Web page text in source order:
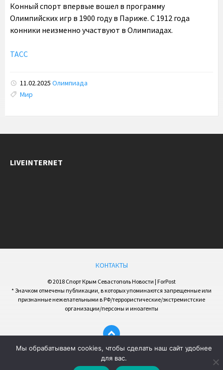
Конный спорт впервые вошел в программу
Олимпийских игр в 1900 году в Париже. С 1912 года
конники неизменно участвуют в Олимпиадах.
ТАСС
11.02.2025 Олимпиада
Tags:
Мир
LIVEINTERNET
КОНТАКТЫ
© 2018 Спорт Крым Севастополь Новости | ForPost
* Значком отмечены публикации, в которых упоминаются запрещенные или
признанные нежелательными в РФ/террористические/экстремистские
организации/персоны и иноагенты
Мы обрабатываем cookies, чтобы сделать наш сайт удобнее
для вас.